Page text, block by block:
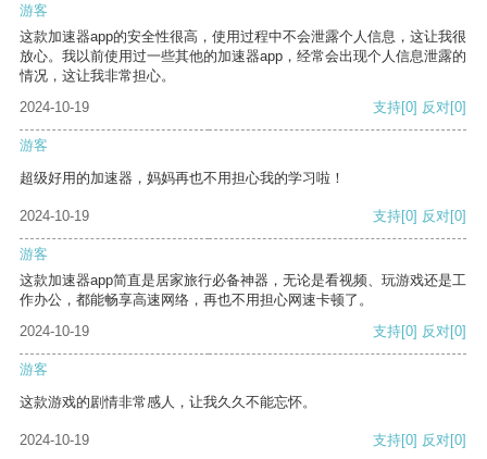
游客
这款加速器app的安全性很高，使用过程中不会泄露个人信息，这让我很
放心。我以前使用过一些其他的加速器app，经常会出现个人信息泄露的
情况，这让我非常担心。
2024-10-19
支持[0] 反对[0]
游客
超级好用的加速器，妈妈再也不用担心我的学习啦！
2024-10-19 支持[0] 反对[0]
游客
这款加速器app简直是居家旅行必备神器，无论是看视频、玩游戏还是工
作办公，都能畅享高速网络，再也不用担心网速卡顿了。
2024-10-19
支持[0] 反对[0]
游客
这款游戏的剧情非常感人，让我久久不能忘怀。
2024-10-19 支持[0] 反对[0]